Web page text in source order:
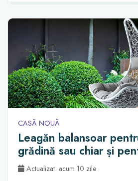
CASĂ NOUĂ
Leagăn balansoar
grădină sau chiar și
Actualizat: acum 10 zile